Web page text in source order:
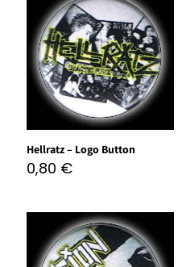
Hellratz – Logo Button
0,80 €